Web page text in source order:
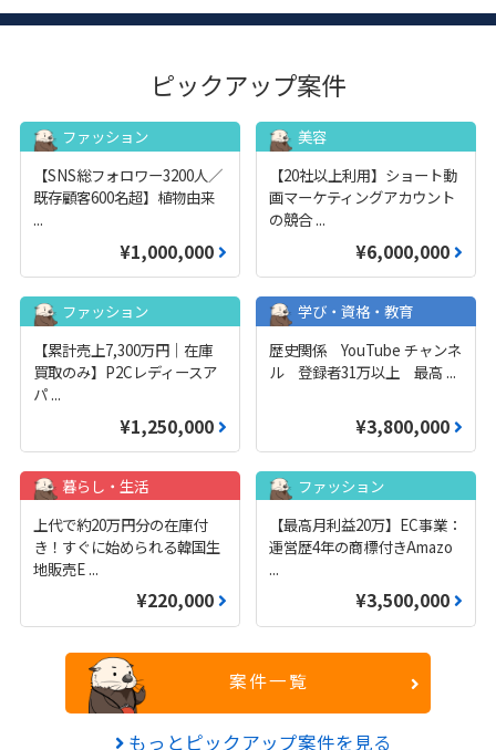
ピックアップ案件
ファッション
【SNS総フォロワー3200人／
既存顧客600名超】植物由来
...
¥1,000,000
美容
【20社以上利用】ショート動
画マーケティングアカウント
の競合...
¥6,000,000
ファッション
【累計売上7,300万円｜在庫
買取のみ】P2Cレディースア
パ ...
¥1,250,000
学び・資格・教育
歴史関係 YouTube チャンネ
ル 登録者31万以上 最高 ...
¥3,800,000
暮らし・生活
上代で約20万円分の在庫付
き！すぐに始められる韓国生
地販売E ...
¥220,000
ファッション
【最高月利益20万】EC事業：
運営歴4年の商標付きAmazo
...
¥3,500,000
案件一覧
もっとピックアップ案件を見る